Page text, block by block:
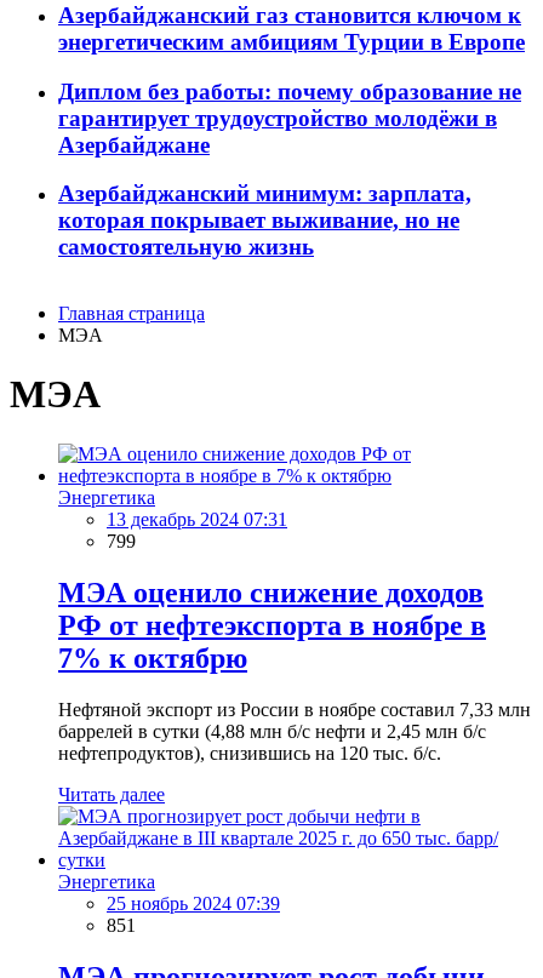
Азербайджанский газ становится ключом к
энергетическим амбициям Турции в Европе
Диплом без работы: почему образование не
гарантирует трудоустройство молодёжи в
Азербайджане
Азербайджанский минимум: зарплата,
которая покрывает выживание, но не
самостоятельную жизнь
Главная страница
МЭА
МЭА
Энергетика
13 декабрь 2024 07:31
799
МЭА оценило снижение доходов
РФ от нефтеэкспорта в ноябре в
7% к октябрю
Нефтяной экспорт из России в ноябре составил 7,33 млн
баррелей в сутки (4,88 млн б/с нефти и 2,45 млн б/с
нефтепродуктов), снизившись на 120 тыс. б/с.
Читать далее
Энергетика
25 ноябрь 2024 07:39
851